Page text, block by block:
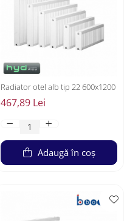
Radiator otel alb tip 22 600x1200
467,89 Lei
Adaugă în coș